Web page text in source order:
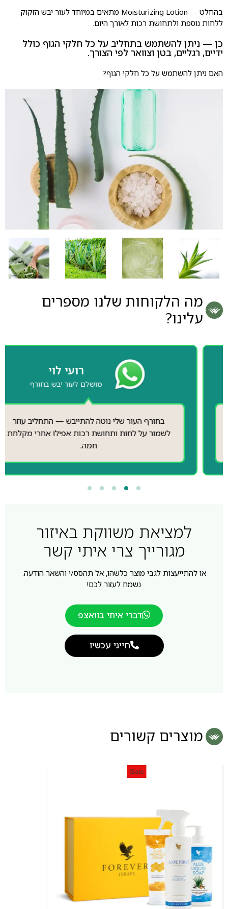
בהחלט — Moisturizing Lotion מתאים במיוחד לעור יבש הזקוק
ללחות נוספת ולתחושת רכות לאורך היום.
כן — ניתן להשתמש בתחליב על כל חלקי הגוף כולל
ידיים, רגליים, בטן וצוואר לפי הצורך.
האם ניתן להשתמש על כל חלקי הגוף?
מה הלקוחות שלנו מספרים
עלינו?
בחורף העור שלי נוטה להתייבש — התחליב עוזר
לשמור על לחות ותחושת רכות אפילו אחרי מקלחת
רועי לוי
מושלם לעור יבש בחורף
למציאת משווקת באיזור
מגורייך צרי איתי קשר
או להתייעצות לגבי מוצר כלשהו, אל תהסס/י והשאר הודעה.
נשמח לעזור לכם!
דברי איתי בוואצפ
חייגי עכשיו
מוצרים קשורים
Sale!